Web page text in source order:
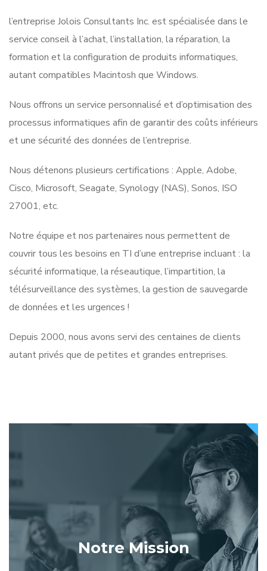
l’entreprise Jolois Consultants Inc. est spécialisée dans le
service conseil à l’achat, l’installation, la réparation, la
formation et la configuration de produits informatiques,
autant compatibles Macintosh que Windows.
Nous offrons un service personnalisé et d’optimisation des
processus informatiques afin de garantir des coûts inférieurs
et une sécurité des données de l’entreprise.
Nous détenons plusieurs certifications : Apple, Adobe,
Cisco, Microsoft, Seagate, Synology (NAS), Sonos, ISO
27001, etc.
Notre équipe et nos partenaires nous permettent de
couvrir tous les besoins en TI d’une entreprise incluant : la
sécurité informatique, la réseautique, l’impartition, la
télésurveillance des systèmes, la gestion de sauvegarde
de données et les urgences !
Depuis 2000, nous avons servi des centaines de clients
autant privés que de petites et grandes entreprises.
Notre Mission